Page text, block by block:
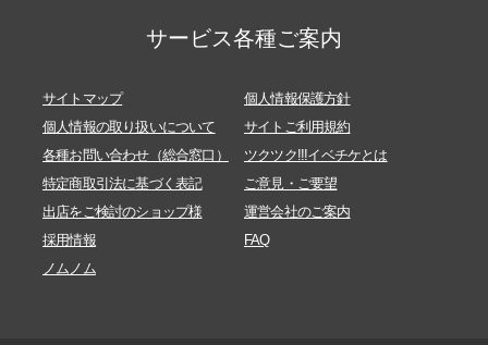
サービス各種ご案内
サイトマップ
個人情報保護方針
個人情報の取り扱いについて
サイトご利用規約
各種お問い合わせ（総合窓口）
ツクツク!!!イベチケとは
特定商取引法に基づく表記
ご意見・ご要望
出店をご検討のショップ様
運営会社のご案内
採用情報
FAQ
ノムノム